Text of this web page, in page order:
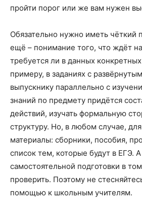
пройти порог или же вам нужен
Обязательно нужно иметь чёткий
ещё – понимание того, что ждёт
требуется ли в данных
примеру, в заданиях с
выпускнику параллельно с
знаний по предмету придётся
действий, изучать формальную
структуру. Но, в любом случае,
материалы: сборники, пособия,
список тем, которые будут в ЕГЭ.
самостоятельной подготовки в
проверить. Поэтому не
помощью к школьным учителям.